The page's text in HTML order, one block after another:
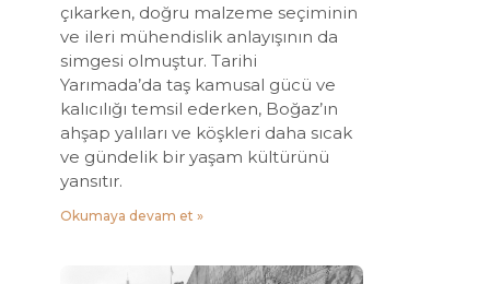
çıkarken, doğru malzeme seçiminin
ve ileri mühendislik anlayışının da
simgesi olmuştur. Tarihi
Yarımada’da taş kamusal gücü ve
kalıcılığı temsil ederken, Boğaz’ın
ahşap yalıları ve köşkleri daha sıcak
ve gündelik bir yaşam kültürünü
yansıtır.
Okumaya devam et »